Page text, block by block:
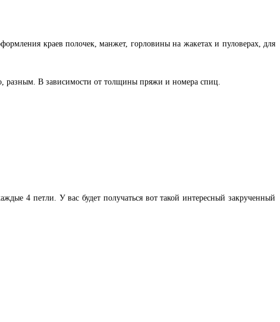
краев полочек, манжет, горловины на жакетах и пуловерах, для
разным. В зависимости от толщины пряжи и номера спиц.
4 петли. У вас будет получаться вот такой интересный закрученный